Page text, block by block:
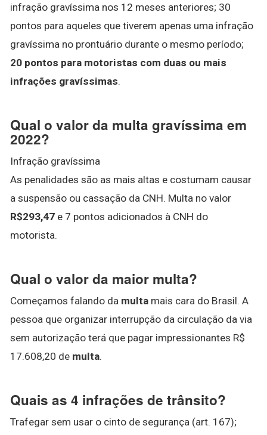
infração gravíssima nos 12 meses anteriores; 30
pontos para aqueles que tiverem apenas uma infração
gravíssima no prontuário durante o mesmo período;
20 pontos para motoristas com duas ou mais
infrações gravíssimas.
Qual o valor da multa gravíssima em
2022?
Infração gravíssima
As penalidades são as mais altas e costumam causar
a suspensão ou cassação da CNH. Multa no valor
R$293,47 e 7 pontos adicionados à CNH do
motorista.
Qual o valor da maior multa?
Começamos falando da multa mais cara do Brasil. A
pessoa que organizar interrupção da circulação da via
sem autorização terá que pagar impressionantes R$
17.608,20 de multa.
Quais as 4 infrações de trânsito?
Trafegar sem usar o cinto de segurança (art. 167);